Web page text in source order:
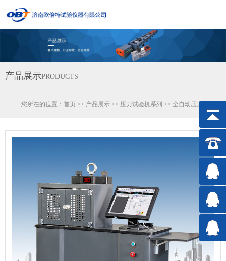
产品展示PRODUCTS
您所在的位置： 首页 >> 产品展示 >> 压力试验机系列 >> 全自动压力试验机